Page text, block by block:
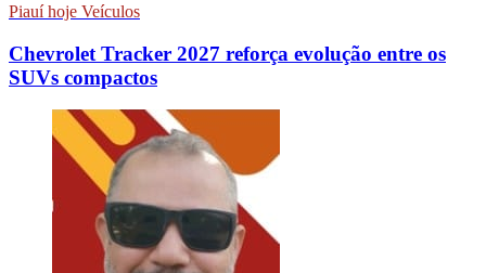
Piauí hoje Veículos
Chevrolet Tracker 2027 reforça evolução entre os
SUVs compactos